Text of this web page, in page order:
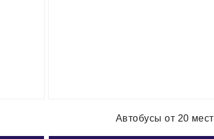
Автобусы от 20 мест